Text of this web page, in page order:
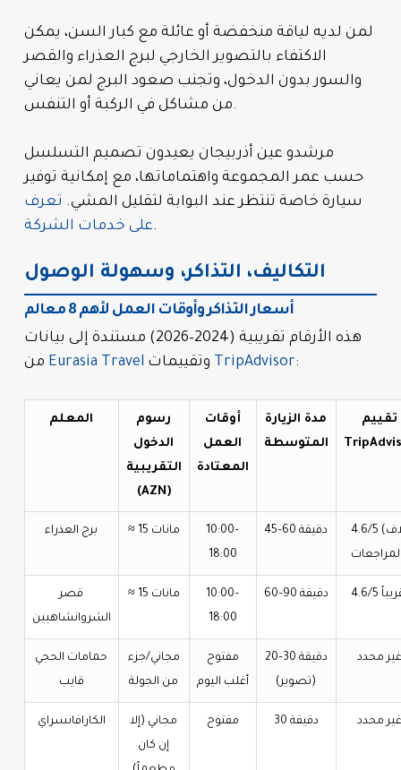
لمن لديه لياقة منخفضة أو عائلة مع كبار السن، يمكن
الاكتفاء بالتصوير الخارجي لبرج العذراء والقصر
والسور بدون الدخول، وتجنب صعود البرج لمن يعاني
من مشاكل في الركبة أو التنفس.
مرشدو عين أذربيجان يعيدون تصميم التسلسل
حسب عمر المجموعة واهتماماتها، مع إمكانية توفير
سيارة خاصة تنتظر عند البوابة لتقليل المشي. تعرف
على خدمات الشركة.
التكاليف، التذاكر، وسهولة الوصول
أسعار التذاكر وأوقات العمل لأهم 8 معالم
هذه الأرقام تقريبية (2024–2026) مستندة إلى بيانات
Eurasia Travel TripAdvisor:
المعلم
رسوم
الدخول
التقريبية
(AZN)
أوقات
العمل
المعتادة
مدة الزيارة
المتوسطة
تقييم
برج العذراء ≈ 15 مانات
10:00–
18:00
45–60 دقيقة 4.6/5 (آلاف
قصر
الشروانشاهيين
≈ 15 مانات
10:00–
18:00
60–90 دقيقة تقريباً
حمامات الحجي
قايب
مجاني/جزء
من الجولة
مفتوح
أغلب اليوم
20–30 دقيقة
(تصوير)
غير محدد
الكارافانسراي
مجاني (إلا
إن كان
مفتوح 30 دقيقة غير محدد